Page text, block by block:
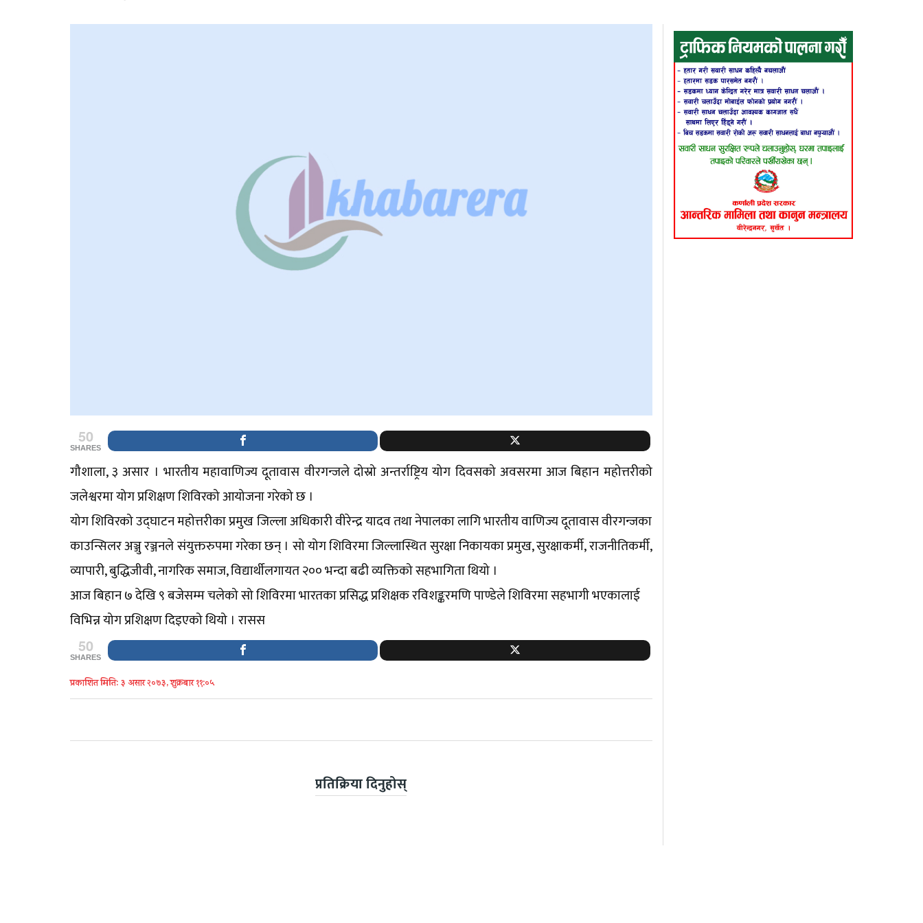
50
SHARES
गौशाला, ३ असार । भारतीय महावाणिज्य दूतावास वीरगन्जले दोस्रो अन्तर्राष्ट्रिय योग दिवसको अवसरमा आज बिहान महोत्तरीको
जलेश्वरमा योग प्रशिक्षण शिविरको आयोजना गरेको छ ।
योग शिविरको उद्घाटन महोत्तरीका प्रमुख जिल्ला अधिकारी वीरेन्द्र यादव तथा नेपालका लागि भारतीय वाणिज्य दूतावास वीरगन्जका
काउन्सिलर अञ्जु रञ्जनले संयुक्तरुपमा गरेका छन् । सो योग शिविरमा जिल्लास्थित सुरक्षा निकायका प्रमुख, सुरक्षाकर्मी, राजनीतिकर्मी,
व्यापारी, बुद्धिजीवी, नागरिक समाज, विद्यार्थीलगायत २०० भन्दा बढी व्यक्तिको सहभागिता थियो ।
आज बिहान ७ देखि ९ बजेसम्म चलेको सो शिविरमा भारतका प्रसिद्ध प्रशिक्षक रविशङ्करमणि पाण्डेले शिविरमा सहभागी भएकालाई
विभिन्न योग प्रशिक्षण दिइएको थियो । रासस
50
SHARES
प्रकाशित मिति: ३ असार २०७३, शुक्रबार ११:०५
प्रतिक्रिया दिनुहोस्